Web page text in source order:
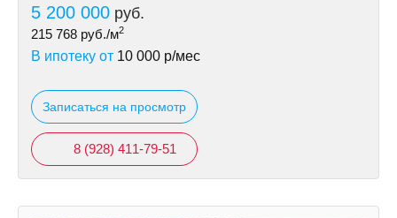
5 200 000 руб.
215 768 руб./м2
В ипотеку от 10 000 р/мес
Записаться на просмотр
8 (928) 411-79-51